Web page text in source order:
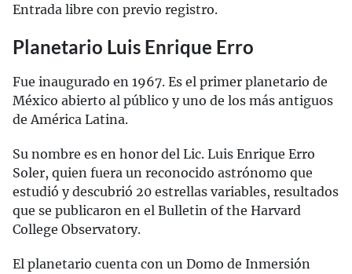
Entrada libre con previo registro.
Planetario Luis Enrique Erro
Fue inaugurado en 1967. Es el primer planetario de
México abierto al público y uno de los más antiguos
de América Latina.
Su nombre es en honor del Lic. Luis Enrique Erro
Soler, quien fuera un reconocido astrónomo que
estudió y descubrió 20 estrellas variables, resultados
que se publicaron en el Bulletin of the Harvard
College Observatory.
El planetario cuenta con un Domo de Inmersión